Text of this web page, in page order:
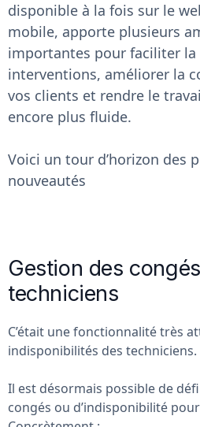
disponible à la fois sur le
mobile, apporte plusieurs
importantes pour faciliter la
interventions, améliorer la
vos clients et rendre le
encore plus fluide.
Voici un tour d’horizon des
nouveautés
Gestion des
techniciens
C’était une fonctionnalité très
indisponibilités des techniciens.
Il est désormais possible de
congés ou d’indisponibilité